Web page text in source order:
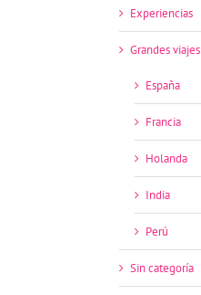
Experiencias
Grandes viajes
España
Francia
Holanda
India
Perú
Sin categoría